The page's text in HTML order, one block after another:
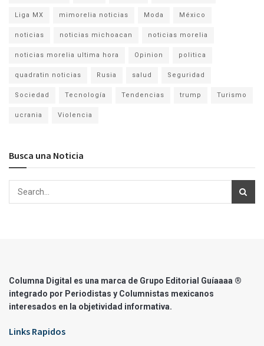
Liga MX mimorelia noticias Moda México
noticias noticias michoacan noticias morelia
noticias morelia ultima hora Opinion politica
quadratin noticias Rusia salud Seguridad
Sociedad Tecnología Tendencias trump Turismo
ucrania Violencia
Busca una Noticia
Columna Digital es una marca de Grupo Editorial Guíaaaa ®
integrado por Periodistas y Columnistas mexicanos
interesados en la objetividad informativa.
Links Rapidos